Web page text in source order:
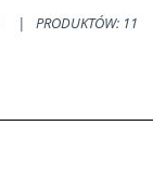
| PRODUKTÓW: 11